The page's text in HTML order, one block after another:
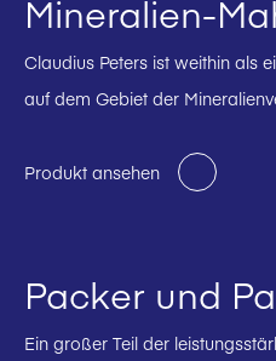
Mineralien-
Claudius Peters ist weithin als
auf dem Gebiet der
Produkt ansehen
Packer und
Ein großer Teil der